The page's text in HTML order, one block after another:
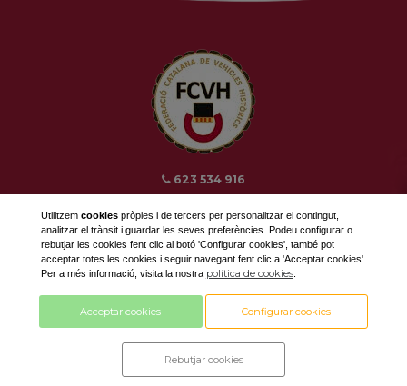
623 534 916
fcvh@fcvh.cat
Horari: De Dilluns a Divendres de 9 a 13h
Disseny i desenvolupament by
Utilitzem cookiespròpies i de tercers per personalitzar el contingut,
analitzar el trànsit i guardar les seves preferències. Podeu configurar o
rebutjar les cookies fent clic al botó 'Configurar cookies', també pot
acceptar totes les cookies i seguir navegant fent clic a 'Acceptar cookies'.
Per a més informació, visita la nostra política de cookies.
Acceptar cookies Configurar cookies
Rebutjar cookies